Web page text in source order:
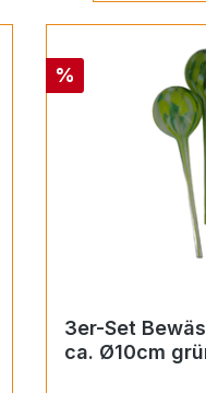
Rabatt
%
3er-Set
ca. Ø10cm